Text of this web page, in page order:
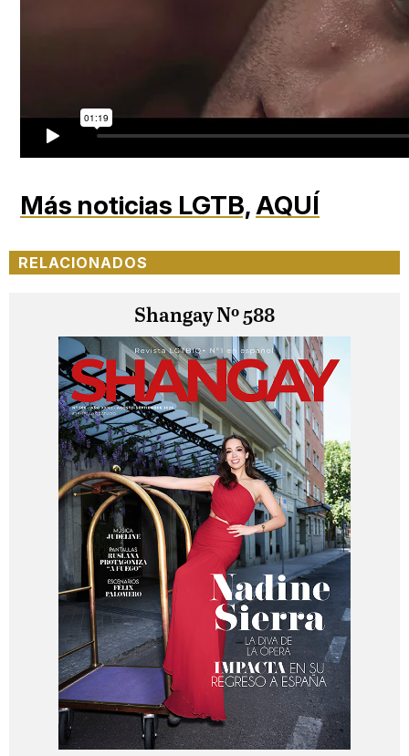
Más noticias LGTB,AQUÍ
RELACIONADOS
Shangay Nº 588